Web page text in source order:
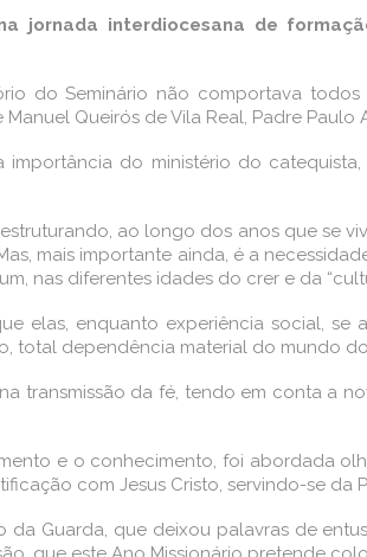
jornada interdiocesana de
do Seminário não comportava
Queirós de Vila Real, Padre Paulo
do ministério do
ao longo dos anos que se
mais importante ainda, é a
nas diferentes idades do crer e da
elas, enquanto experiência social,
total dependência material do mundo
transmissão da fé, tendo em conta a
e o conhecimento, foi abordada
com Jesus Cristo, servindo-se da
Guarda, que deixou palavras de